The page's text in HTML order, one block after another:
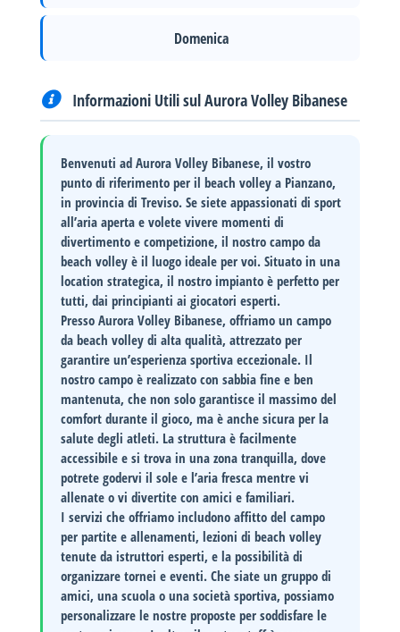
Domenica
Informazioni Utili sul Aurora Volley Bibanese
Benvenuti adAurora Volley Bibanese, il vostro
punto di riferimento per il beach volley a Pianzano,
in provincia di Treviso. Se siete appassionati di sport
all’aria aperta e volete vivere momenti di
divertimento e competizione, il nostro campo da
beach volley è il luogo ideale per voi. Situato in una
location strategica, il nostro impianto è perfetto per
tutti, dai principianti ai giocatori esperti.
PressoAurora Volley Bibanese, offriamo un campo
da beach volley di alta qualità, attrezzato per
garantire un’esperienza sportiva eccezionale. Il
nostro campo è realizzato con sabbia fine e ben
mantenuta, che non solo garantisce il massimo del
comfort durante il gioco, ma è anche sicura per la
salute degli atleti. La struttura è facilmente
accessibile e si trova in una zona tranquilla, dove
potrete godervi il sole e l’aria fresca mentre vi
allenate o vi divertite con amici e familiari.
I servizi che offriamo includonoaffitto del campo
per partite e allenamenti,lezioni di beach volley
tenute da istruttori esperti, e la possibilità di
organizzaretornei e eventi. Che siate un gruppo di
amici, una scuola o una società sportiva, possiamo
personalizzare le nostre proposte per soddisfare le